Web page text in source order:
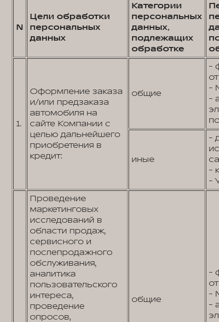
N
Цели обработки
персональных
данных
Категории
персональных
данных,
подлежащих
обработке
1.
Оформление заказа
и/или предзаказа
автомобиля на
сайте Компании с
целью дальнейшего
приобретения в
кредит:
общие
-
-
-
иные
-
-
-
Проведение
маркетинговых
исследований в
области продаж,
сервисного и
послепродажного
обслуживания,
аналитика
пользовательского
интереса,
проведение
опросов,
общие
-
-
-